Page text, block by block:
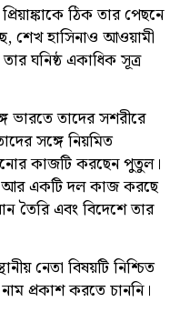
ঠিক তার পেছনে
শেখ হাসিনাও আওয়ামী
ঘনিষ্ঠ একাধিক সূত্র
ভারতে তাদের সশরীরে
সঙ্গে নিয়মিত
কাজটি করছেন পুতুল।
আর একটি দল কাজ করছে
তৈরি এবং বিদেশে তার
নেতা বিষয়টি নিশ্চিত
প্রকাশ করতে চাননি।